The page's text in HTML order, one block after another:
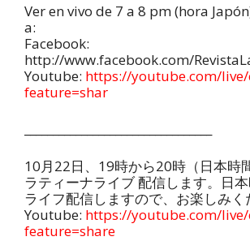
Ver en vivo de 7 a 8 pm (hora
a:
Facebook:
http://www.facebook.com/
Youtube: https://youtube.com/live/
feature=shar
10月22日、19時から20時（日本時
ラティーナライブ 配信します。日
ライフ配信しますので、お楽しみく
Youtube: https://youtube.com/live/
feature=share